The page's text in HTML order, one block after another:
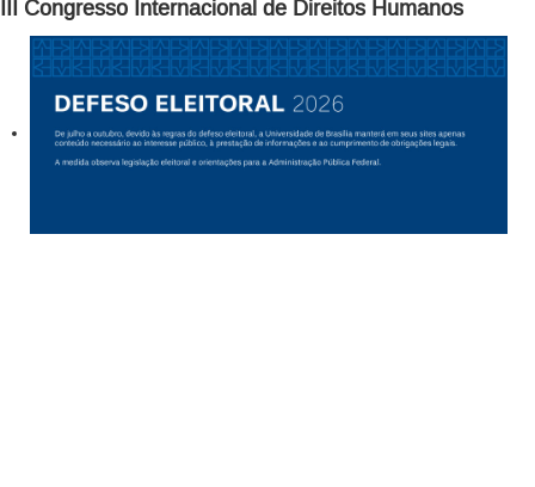
III Congresso Internacional de Direitos Humanos